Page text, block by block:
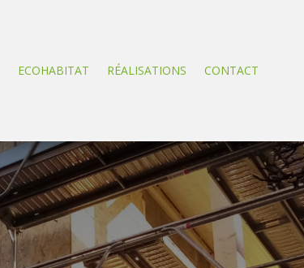
ECOHABITAT RÉALISATIONS CONTACT